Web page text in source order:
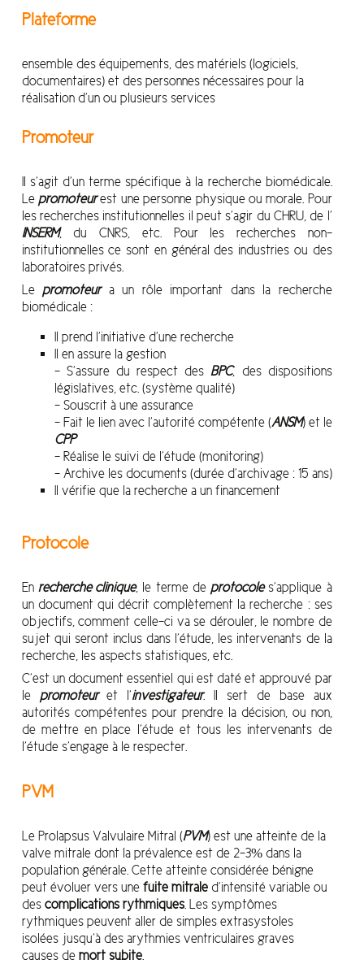
Plateforme
ensemble des équipements, des matériels (logiciels,
documentaires) et des personnes nécessaires pour la
réalisation d’un ou plusieurs services
Promoteur
Il s’agit d’un terme spécifique à la recherche biomédicale.
Le promoteurest une personne physique ou morale. Pour
les recherches institutionnelles il peut s’agir du CHRU, de l’
INSERM, du CNRS, etc. Pour les recherches non-
institutionnelles ce sont en général des industries ou des
laboratoires privés.
Le promoteura un rôle important dans la recherche
biomédicale :
Il prend l’initiative d’une recherche
Il en assure la gestion
– S’assure du respect des BPC, des dispositions
législatives, etc. (système qualité)
– Souscrit à une assurance
– Fait le lien avec l’autorité compétente (ANSM) et le
CPP
– Réalise le suivi de l’étude (monitoring)
– Archive les documents (durée d’archivage : 15 ans)
Il vérifie que la recherche a un financement
Protocole
En recherche clinique, le terme de protocoles’applique à
un document qui décrit complètement la recherche : ses
objectifs, comment celle-ci va se dérouler, le nombre de
sujet qui seront inclus dans l’étude, les intervenants de la
recherche, les aspects statistiques, etc.
C’est un document essentiel qui est daté et approuvé par
le promoteuret l’investigateur. Il sert de base aux
autorités compétentes pour prendre la décision, ou non,
de mettre en place l’étude et tous les intervenants de
l’étude s’engage à le respecter.
PVM
Le Prolapsus Valvulaire Mitral (PVM) est une atteinte de la
valve mitrale dont la prévalence est de 2-3% dans la
population générale. Cette atteinte considérée bénigne
peut évoluer vers une fuite mitraled’intensité variable ou
des complications rythmiques. Les symptômes
rythmiques peuvent aller de simples extrasystoles
isolées jusqu’à des arythmies ventriculaires graves
causes de mort subite.